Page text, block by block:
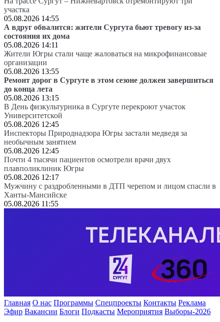
участка
05.08.2026 14:55
А вдруг обвалится: жители Сургута бьют тревогу из-за
состояния их дома
05.08.2026 14:11
Жители Югры стали чаще жаловаться на микрофинансовые
организации
05.08.2026 13:55
Ремонт дорог в Сургуте в этом сезоне должен завершиться
до конца лета
05.08.2026 13:15
В День физкультурника в Сургуте перекроют участок
Университетской
05.08.2026 12:45
Инспекторы Природнадзора Югры застали медведя за
необычным занятием
05.08.2026 12:45
Почти 4 тысячи пациентов осмотрели врачи двух
плавполиклиник Югры
05.08.2026 12:17
Мужчину с раздробленными в ДТП черепом и лицом спасли в
Ханты-Мансийске
05.08.2026 11:55
Главная О нас Программы Спецпроекты Контакты Реклама
Эфир Вакансии Блоги Подкасты Мероприятия Выборы-2026